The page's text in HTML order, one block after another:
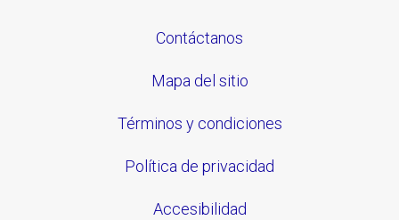
Contáctanos
Mapa del sitio
Términos y condiciones
Política de privacidad
Accesibilidad